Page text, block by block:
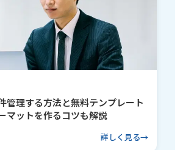
管理する方法と無料テンプレート
マットを作るコツも解説
詳しく見る